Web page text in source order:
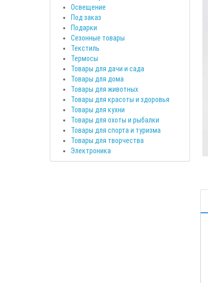
Освещение
Под заказ
Подарки
Сезонные товары
Текстиль
Термосы
Товары для дачи и сада
Товары для дома
Товары для животных
Товары для красоты и здоровья
Товары для кухни
Товары для охоты и рыбалки
Товары для спорта и туризма
Товары для творчества
Электроника